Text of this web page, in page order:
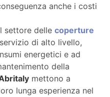
anche i costi
settore delle coperture
di alto livello,
energetici e ad
della
mettono a
lunga esperienza nel